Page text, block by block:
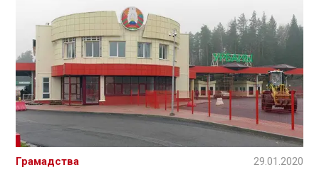
Грамадства 29.01.2020